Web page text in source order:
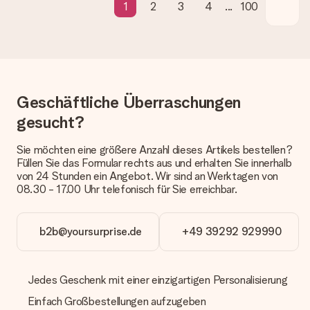
dem Geschenk vermeldet. Du kannst darauf vertrauen, dass
eine fristgerechte Lieferung durch unsere Lieferdienste
Päckchen versendet. Möchtest du wissen, ob es als Paket
oder Päckchen geliefert wird, kontaktiere bitte unseren
Kundenservice.
Zahlung
Wie kann ich meine Bestellung bezahlen?
Wir bieten die folgenden Zahlungsoptionen an: Vorauskasse
Kreditkarte oder auf Rechnung über Klarna. Bei einer
manuellen Überweisung verlängert sich die Lieferzeit des
Geschenks jedoch um 3 Werktage.
Was, wenn das Geschenk meine Erwartungen nicht
erfüllt?
1 2 3 4 ... 100
Geschäftliche Überraschungen
gesucht?
Sie möchten eine größere Anzahl dieses Artikels bestellen?
Füllen Sie das Formular rechts aus und erhalten Sie innerhalb
von 24 Stunden ein Angebot. Wir sind an Werktagen von
08.30 - 17.00 Uhr telefonisch für Sie erreichbar.
b2b@yoursurprise.de +49 39292 929990
Jedes Geschenk mit einer einzigartigen Personalisierung
Einfach Großbestellungen aufzugeben